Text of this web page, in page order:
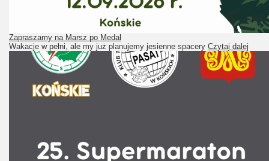
Zapraszamy na Marsz po Medal
Wakacje w pełni, ale my już planujemy jesienne spacery Czytaj dalej